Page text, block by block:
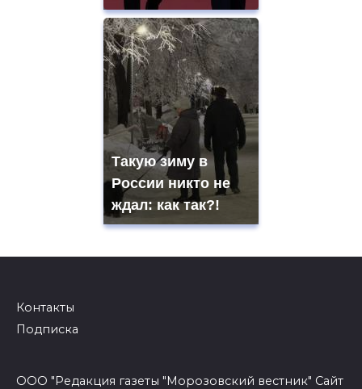
Такую зиму в
России никто не
ждал: как так?!
Контакты
Подписка
ООО "Редакция газеты "Морозовский вестник" Сайт